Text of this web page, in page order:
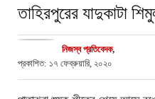
তাহিরপুরের যাদুকাটা
নিজস্ব প্রতিবেদক,
প্রকাশিত: ১৭ ফেব্রুয়ারি, ২০২০